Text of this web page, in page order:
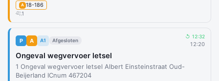
A 18-186
1
P A A1 Afgesloten
↺ 12:32
12:20
Ongeval wegvervoer letsel
1 Ongeval wegvervoer letsel Albert Einsteinstraat Oud-
Beijerland ICnum 467204